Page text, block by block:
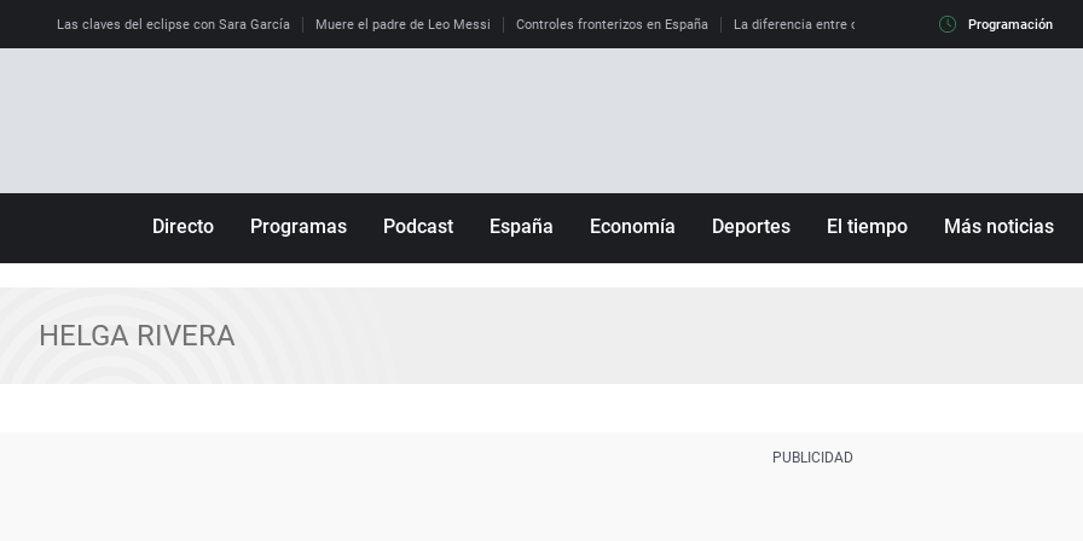
Las claves del eclipse con Sara García Muere el padre de Leo Messi Controles fronterizos en España La diferencia entre observar el eclipse al 99% y al 100%
Programación
Directo Programas
Julia en la onda
Podcast España Economía Deportes El tiempo Más noticias
HELGA RIVERA